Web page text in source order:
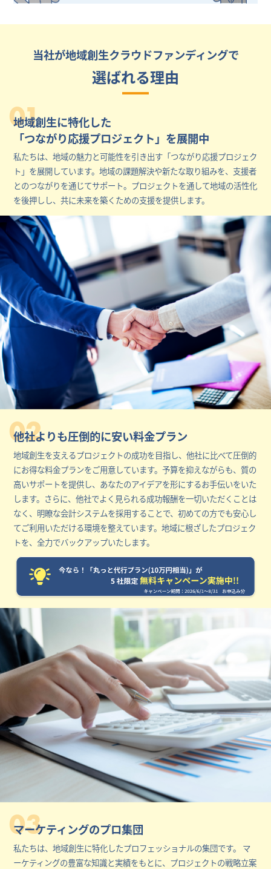
当社が地域創生クラウドファンディングで
選ばれる理由
01
地域創生に特化した
「つながり応援プロジェクト」を展開中
私たちは、地域の魅力と可能性を引き出す「つながり応援プロジェク
ト」を展開しています。地域の課題解決や新たな取り組みを、支援者
とのつながりを通じてサポート。プロジェクトを通して地域の活性化
を後押しし、共に未来を築くための支援を提供します。
02
他社よりも圧倒的に安い料金プラン
地域創生を支えるプロジェクトの成功を目指し、他社に比べて圧倒的
にお得な料金プランをご用意しています。予算を抑えながらも、質の
高いサポートを提供し、あなたのアイデアを形にするお手伝いをいた
します。さらに、他社でよく見られる成功報酬を一切いただくことは
なく、明瞭な会計システムを採用することで、初めての方でも安心し
てご利用いただける環境を整えています。地域に根ざしたプロジェク
トを、全力でバックアップいたします。
03
マーケティングのプロ集団
私たちは、地域創生に特化したプロフェッショナルの集団です。 マ
ーケティングの豊富な知識と実績をもとに、プロジェクトの戦略立案